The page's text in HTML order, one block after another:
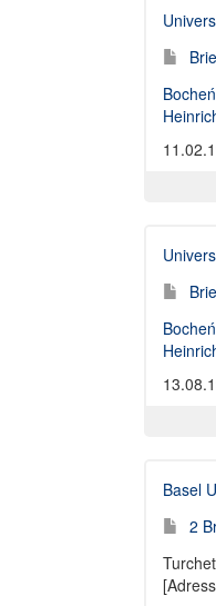
Basel
2